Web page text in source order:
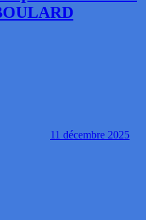
11 décembre 2025